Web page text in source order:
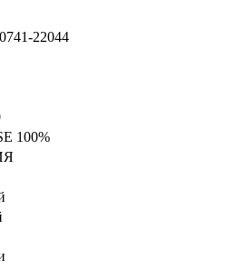
22044
100%